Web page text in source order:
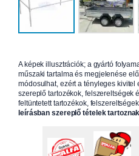
A képek illusztrációk; a gyártó
műszaki tartalma és megjelenése
módosulhat, ezért a tényleges kivitel
szereplő tartozékok, felszereltségek
feltüntetett tartozékok,
leírásban szereplő tételek